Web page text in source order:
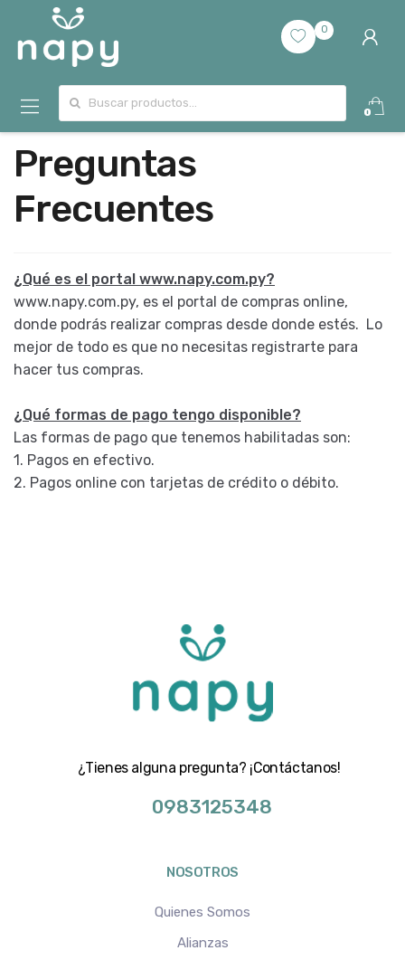
0
0
Preguntas
Frecuentes
¿Qué es el portal www.napy.com.py?
www.napy.com.py, es el portal de compras online,
donde podrás realizar compras desde donde estés. Lo
mejor de todo es que no necesitas registrarte para
hacer tus compras.
¿Qué formas de pago tengo disponible?
Las formas de pago que tenemos habilitadas son:
1. Pagos en efectivo.
2. Pagos online con tarjetas de crédito o débito.
¿Tienes alguna pregunta? ¡Contáctanos!
0983125348
NOSOTROS
Quienes Somos
Alianzas